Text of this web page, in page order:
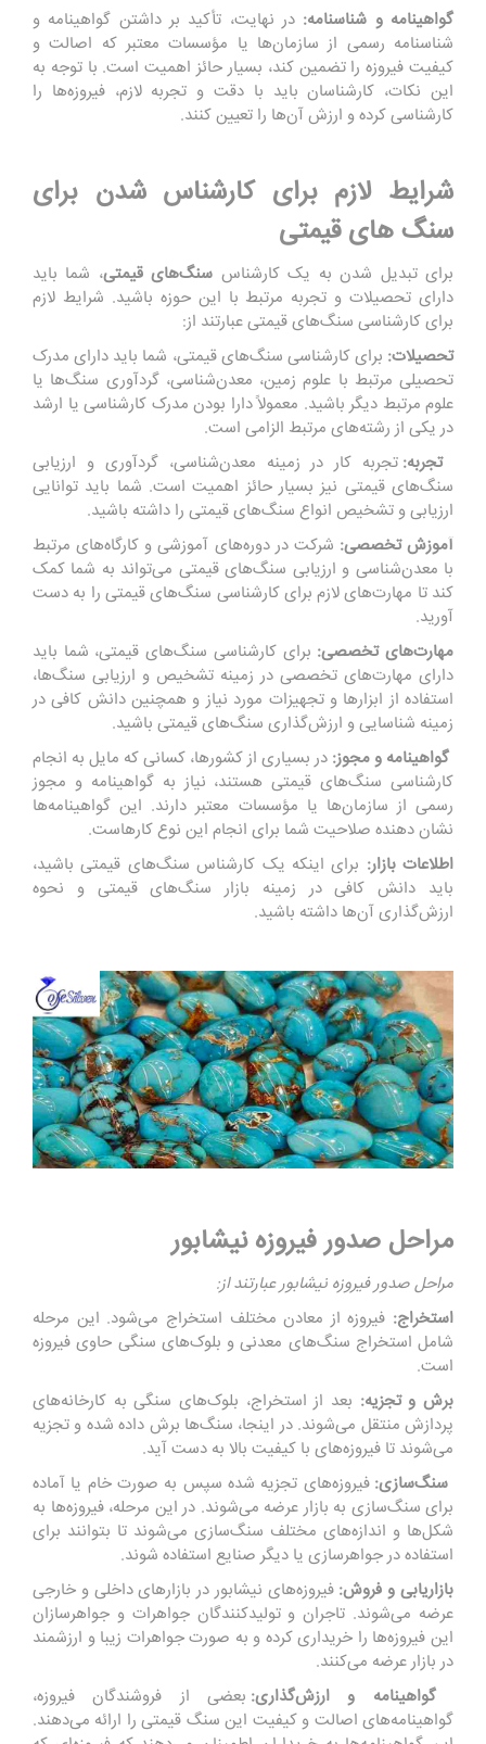
گواهینامه و شناسنامه: در نهایت، تأکید بر داشتن گواهینامه و
شناسنامه رسمی از سازمان‌ها یا مؤسسات معتبر که اصالت و
کیفیت فیروزه را تضمین کند، بسیار حائز اهمیت است. با توجه به
این نکات، کارشناسان باید با دقت و تجربه لازم، فیروزه‌ها را
کارشناسی کرده و ارزش آن‌ها را تعیین کنند.
شرایط لازم برای کارشناس شدن برای
سنگ های قیمتی
برای تبدیل شدن به یک کارشناس سنگ‌های قیمتی، شما باید
دارای تحصیلات و تجربه مرتبط با این حوزه باشید. شرایط لازم
برای کارشناسی سنگ‌های قیمتی عبارتند از:
تحصیلات: برای کارشناسی سنگ‌های قیمتی، شما باید دارای مدرک
تحصیلی مرتبط با علوم زمین، معدن‌شناسی، گردآوری سنگ‌ها یا
علوم مرتبط دیگر باشید. معمولاً دارا بودن مدرک کارشناسی یا ارشد
در یکی از رشته‌های مرتبط الزامی است.
تجربه: تجربه کار در زمینه معدن‌شناسی، گردآوری و ارزیابی
سنگ‌های قیمتی نیز بسیار حائز اهمیت است. شما باید توانایی
ارزیابی و تشخیص انواع سنگ‌های قیمتی را داشته باشید.
آموزش تخصصی: شرکت در دوره‌های آموزشی و کارگاه‌های مرتبط
با معدن‌شناسی و ارزیابی سنگ‌های قیمتی می‌تواند به شما کمک
کند تا مهارت‌های لازم برای کارشناسی سنگ‌های قیمتی را به دست
آورید.
مهارت‌های تخصصی: برای کارشناسی سنگ‌های قیمتی، شما باید
دارای مهارت‌های تخصصی در زمینه تشخیص و ارزیابی سنگ‌ها،
استفاده از ابزارها و تجهیزات مورد نیاز و همچنین دانش کافی در
زمینه شناسایی و ارزش‌گذاری سنگ‌های قیمتی باشید.
گواهینامه و مجوز: در بسیاری از کشورها، کسانی که مایل به انجام
کارشناسی سنگ‌های قیمتی هستند، نیاز به گواهینامه و مجوز
رسمی از سازمان‌ها یا مؤسسات معتبر دارند. این گواهینامه‌ها
نشان دهنده صلاحیت شما برای انجام این نوع کارهاست.
اطلاعات بازار: برای اینکه یک کارشناس سنگ‌های قیمتی باشید،
باید دانش کافی در زمینه بازار سنگ‌های قیمتی و نحوه
ارزش‌گذاری آن‌ها داشته باشید.
مراحل صدور فیروزه نیشابور
مراحل صدور فیروزه نیشابور عبارتند از:
استخراج: فیروزه از معادن مختلف استخراج می‌شود. این مرحله
شامل استخراج سنگ‌های معدنی و بلوک‌های سنگی حاوی فیروزه
است.
برش و تجزیه: بعد از استخراج، بلوک‌های سنگی به کارخانه‌های
پردازش منتقل می‌شوند. در اینجا، سنگ‌ها برش داده شده و تجزیه
می‌شوند تا فیروزه‌های با کیفیت بالا به دست آید.
سنگ‌سازی: فیروزه‌های تجزیه شده سپس به صورت خام یا آماده
برای سنگ‌سازی به بازار عرضه می‌شوند. در این مرحله، فیروزه‌ها به
شکل‌ها و اندازه‌های مختلف سنگ‌سازی می‌شوند تا بتوانند برای
استفاده در جواهرسازی یا دیگر صنایع استفاده شوند.
بازاریابی و فروش: فیروزه‌های نیشابور در بازارهای داخلی و خارجی
عرضه می‌شوند. تاجران و تولیدکنندگان جواهرات و جواهرسازان
این فیروزه‌ها را خریداری کرده و به صورت جواهرات زیبا و ارزشمند
در بازار عرضه می‌کنند.
گواهینامه و ارزش‌گذاری: بعضی از فروشندگان فیروزه،
گواهینامه‌های اصالت و کیفیت این سنگ قیمتی را ارائه می‌دهند.